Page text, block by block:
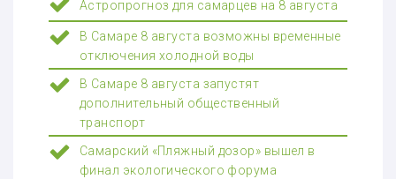
Астропрогноз для самарцев на 8 августа
В Самаре 8 августа возможны временные
отключения холодной воды
В Самаре 8 августа запустят
дополнительный общественный
транспорт
Самарский «Пляжный дозор» вышел в
финал экологического форума